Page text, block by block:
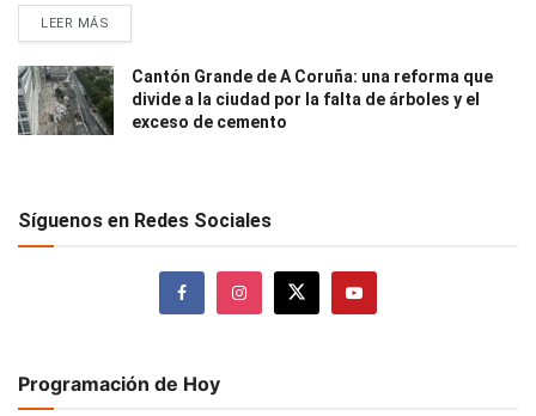
LEER MÁS
Cantón Grande de A Coruña: una reforma que
divide a la ciudad por la falta de árboles y el
exceso de cemento
Síguenos en Redes Sociales
Programación de Hoy